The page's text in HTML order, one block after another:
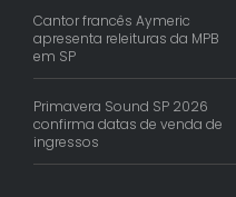
Cantor francês Aymeric
apresenta releituras da MPB
em SP
Primavera Sound SP 2026
confirma datas de venda de
ingressos